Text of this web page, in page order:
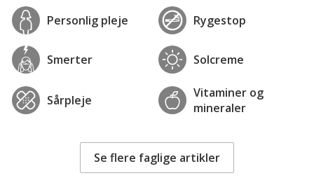
Personlig pleje Rygestop
Smerter Solcreme
Sårpleje
Vitaminer og
mineraler
Se flere faglige artikler